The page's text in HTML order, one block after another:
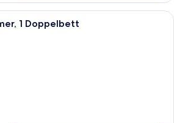
Ein Hotelzimmer mit Bett,
1 Doppelbett